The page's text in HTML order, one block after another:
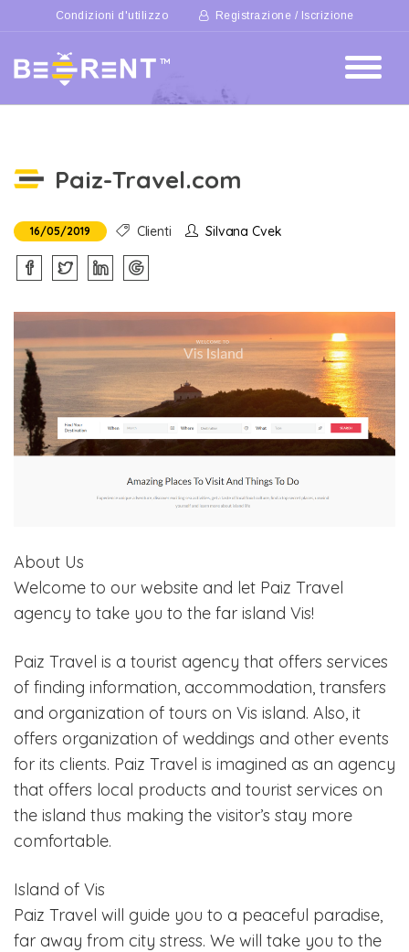
Condizioni d'utilizzo Registrazione / Iscrizione
Paiz-Travel.com
16/05/2019 Clienti Silvana Cvek
About Us
Welcome to our website and let Paiz Travel
agency to take you to the far island Vis!
Paiz Travel is a tourist agency that offers services
of finding information, accommodation, transfers
and organization of tours on Vis island. Also, it
offers organization of weddings and other events
for its clients. Paiz Travel is imagined as an agency
that offers local products and tourist services on
the island thus making the visitor’s stay more
comfortable.
Island of Vis
Paiz Travel will guide you to a peaceful paradise,
far away from city stress. We will take you to the